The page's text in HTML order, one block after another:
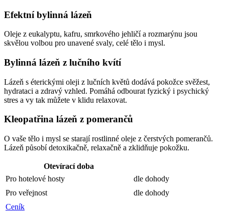
Efektní bylinná lázeň
Oleje z eukalyptu, kafru, smrkového jehličí a rozmarýnu jsou
skvělou volbou pro unavené svaly, celé tělo i mysl.
Bylinná lázeň z lučního kvítí
Lázeň s éterickými oleji z lučních květů dodává pokožce svěžest,
hydrataci a zdravý vzhled. Pomáhá odbourat fyzický i psychický
stres a vy tak můžete v klidu relaxovat.
Kleopatřina lázeň z pomerančů
O vaše tělo i mysl se starají rostlinné oleje z čerstvých pomerančů.
Lázeň působí detoxikačně, relaxačně a zklidňuje pokožku.
Otevírací doba
Pro hotelové hosty
dle dohody
Pro veřejnost
dle dohody
Ceník